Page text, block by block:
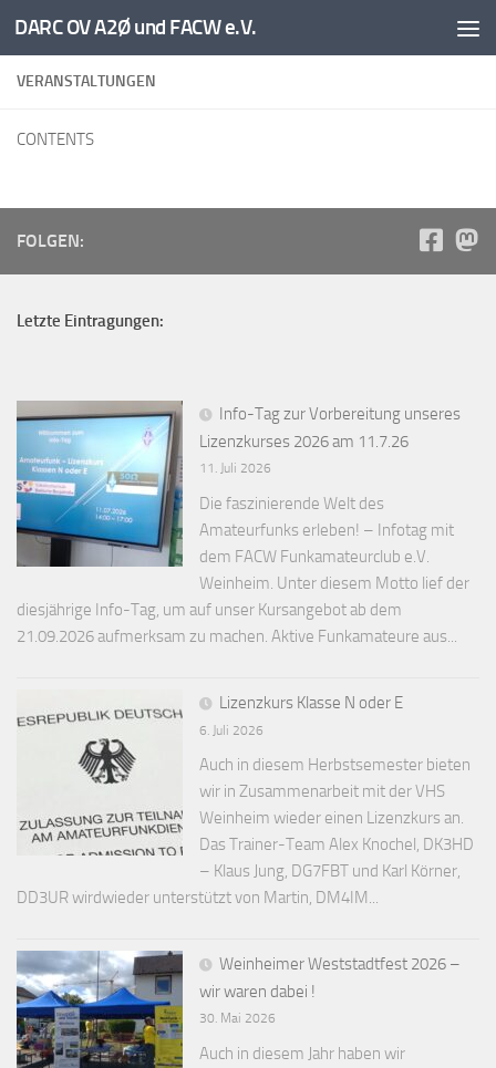
Unter dem Inhalt
DARC OV A2Ø und FACW e.V.
VERANSTALTUNGEN
CONTENTS
FOLGEN:
Letzte Eintragungen:
Info-Tag zur Vorbereitung unseres
Lizenzkurses 2026 am 11.7.26
11. Juli 2026
Die faszinierende Welt des
Amateurfunks erleben! – Infotag mit
dem FACW Funkamateurclub e.V.
Weinheim. Unter diesem Motto lief der
diesjährige Info-Tag, um auf unser Kursangebot ab dem
21.09.2026 aufmerksam zu machen. Aktive Funkamateure aus...
Lizenzkurs Klasse N oder E
6. Juli 2026
Auch in diesem Herbstsemester bieten
wir in Zusammenarbeit mit der VHS
Weinheim wieder einen Lizenzkurs an.
Das Trainer-Team Alex Knochel, DK3HD
– Klaus Jung, DG7FBT und Karl Körner,
DD3UR wirdwieder unterstützt von Martin, DM4IM...
Weinheimer Weststadtfest 2026 –
wir waren dabei !
30. Mai 2026
Auch in diesem Jahr haben wir